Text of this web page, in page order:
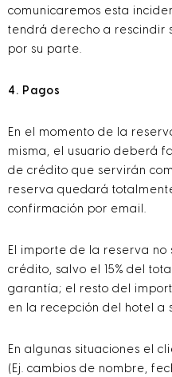
comunicaremos esta
tendrá derecho a rescindir
por su parte.
4. Pagos
En el momento de la
misma, el usuario deberá
de crédito que servirán
reserva quedará
confirmación por email.
El importe de la reserva
crédito, salvo el 15% del
garantía; el resto del
en la recepción del hotel a
En algunas situaciones el
(Ej. cambios de nombre,